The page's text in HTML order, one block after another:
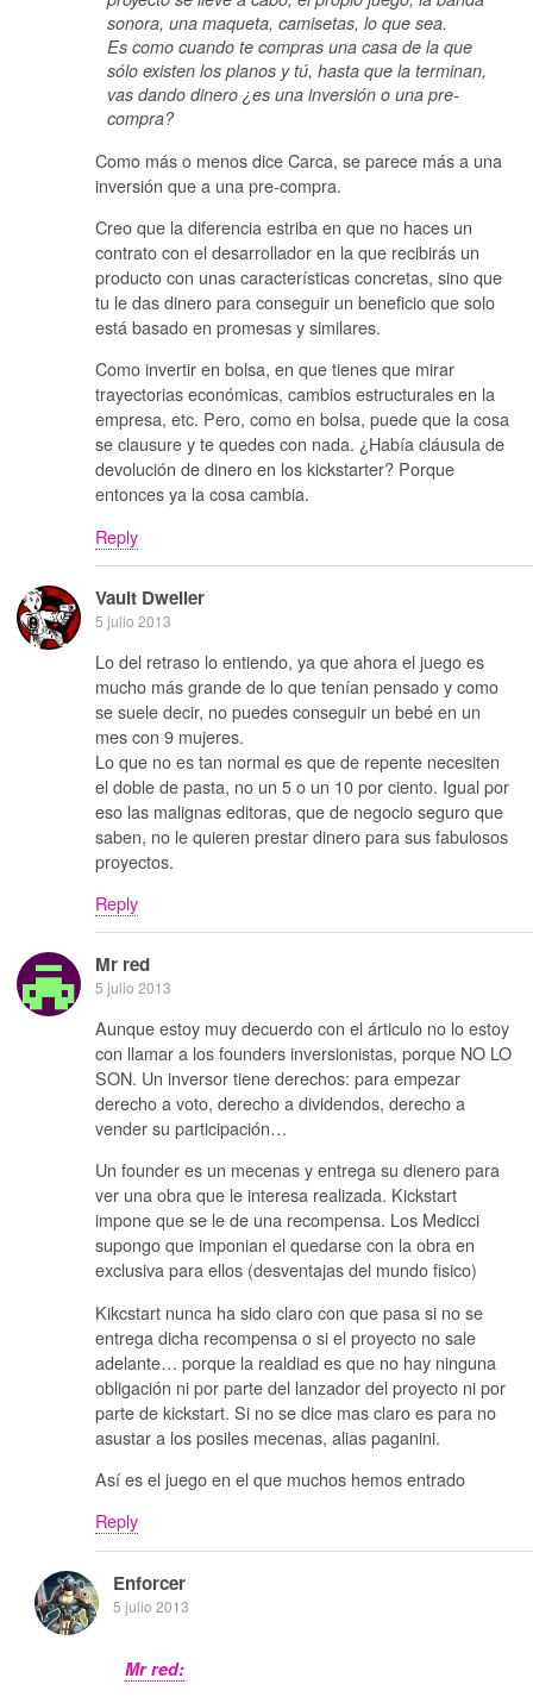
sonora, una maqueta, camisetas, lo que sea.
Es como cuando te compras una casa de la que
sólo existen los planos y tú, hasta que la terminan,
vas dando dinero ¿es una inversión o una pre-
compra?
Como más o menos dice Carca, se parece más a una
inversión que a una pre-compra.
Creo que la diferencia estriba en que no haces un
contrato con el desarrollador en la que recibirás un
producto con unas características concretas, sino que
tu le das dinero para conseguir un beneficio que solo
está basado en promesas y similares.
Como invertir en bolsa, en que tienes que mirar
trayectorias económicas, cambios estructurales en la
empresa, etc. Pero, como en bolsa, puede que la cosa
se clausure y te quedes con nada. ¿Había cláusula de
devolución de dinero en los kickstarter? Porque
entonces ya la cosa cambia.
Reply
Vault Dweller
5 julio 2013
Lo del retraso lo entiendo, ya que ahora el juego es
mucho más grande de lo que tenían pensado y como
se suele decir, no puedes conseguir un bebé en un
mes con 9 mujeres.
Lo que no es tan normal es que de repente necesiten
el doble de pasta, no un 5 o un 10 por ciento. Igual por
eso las malignas editoras, que de negocio seguro que
saben, no le quieren prestar dinero para sus fabulosos
proyectos.
Reply
Mr red
5 julio 2013
Aunque estoy muy decuerdo con el árticulo no lo estoy
con llamar a los founders inversionistas, porque NO LO
SON. Un inversor tiene derechos: para empezar
derecho a voto, derecho a dividendos, derecho a
vender su participación…
Un founder es un mecenas y entrega su dienero para
ver una obra que le interesa realizada. Kickstart
impone que se le de una recompensa. Los Medicci
supongo que imponian el quedarse con la obra en
exclusiva para ellos (desventajas del mundo fisico)
Kikcstart nunca ha sido claro con que pasa si no se
entrega dicha recompensa o si el proyecto no sale
adelante… porque la realdiad es que no hay ninguna
obligación ni por parte del lanzador del proyecto ni por
parte de kickstart. Si no se dice mas claro es para no
asustar a los posiles mecenas, alias paganini.
Así es el juego en el que muchos hemos entrado
Reply
Enforcer
5 julio 2013
Mr red: